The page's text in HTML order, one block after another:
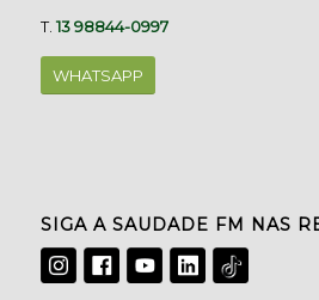
T.13 98844-0997
WHATSAPP
SIGA A SAUDADE FM NAS